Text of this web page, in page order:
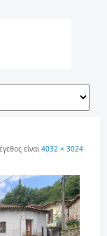
είναι4032 × 3024